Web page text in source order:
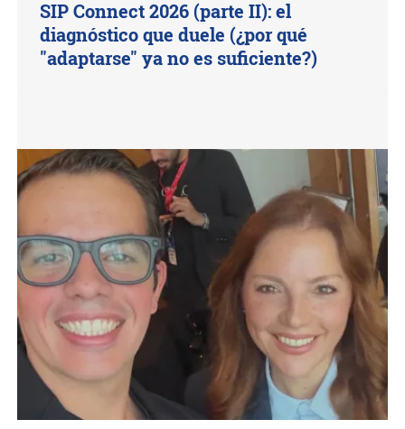
SIP Connect 2026 (parte II): el
diagnóstico que duele (¿por qué
"adaptarse" ya no es suficiente?)